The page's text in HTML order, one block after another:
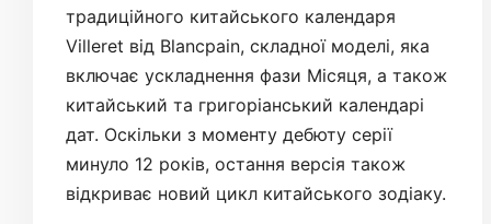
традиційного китайського календаря
Villeret від Blancpain, складної моделі, яка
включає ускладнення фази Місяця, а також
китайський та григоріанський календарі
дат. Оскільки з моменту дебюту серії
минуло 12 років, остання версія також
відкриває новий цикл китайського зодіаку.